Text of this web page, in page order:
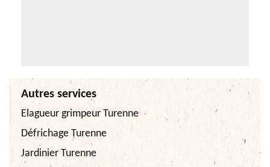
Autres services
Elagueur grimpeur Turenne
Défrichage Turenne
Jardinier Turenne